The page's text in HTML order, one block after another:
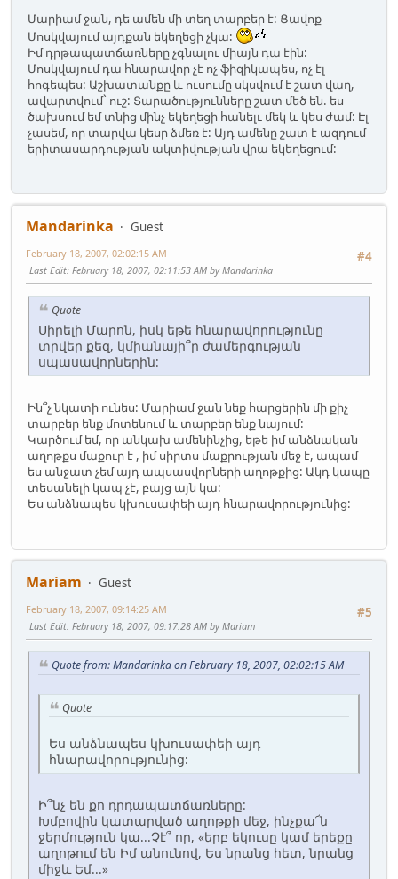
Մարիամ ջան, դե ամեն մի տեղ տարբեր է: Ցավոք
Մոսկվայում այդքան եկեղեցի չկա:
Իմ դրթապատճառները չգնալու միայն դա էին:
Մոսկվայում դա հնարավոր չէ ոչ ֆիզիկապես, ոչ էլ
հոգեպես: Աշխատանքը և ուսումը սկսվում է շատ վաղ,
ավարտվում` ուշ: Տարածությունները շատ մեծ են. ես
ծախսում եմ տնից մինչ եկեղեցի հանելւ մեկ և կես ժամ: Էլ
չասեմ, որ տարվա կեսր ձմեռ է: Այդ ամենը շատ է ազդում
երիտասարդության ակտիվության վրա եկեղեցում:
Mandarinka
Guest
#4
February 18, 2007, 02:02:15 AM
Last Edit: February 18, 2007, 02:11:53 AM by Mandarinka
Quote
Սիրելի Մարոն, իսկ եթե հնարավորությունը
տրվեր քեզ, կմիանայի՞ր ժամերգության
սպասավորներին:
Ին՞չ նկատի ունես: Մարիամ ջան նեք հարցերին մի քիչ
տարբեր ենք մոտենում և տարբեր ենք նայում:
Կարծում եմ, որ անկախ ամենինչից, եթե իմ անձնական
աղոթքս մաքուր է , իմ սիրտս մաքրության մեջ է, ապամ
ես անջատ չեմ այդ ապսասվորների աղոթքից: Ակդ կապը
տեսանելի կապ չէ, բայց այն կա:
Ես անձնապես կխուսափեի այդ հնարավորությունից:
Mariam
Guest
#5
February 18, 2007, 09:14:25 AM
Last Edit: February 18, 2007, 09:17:28 AM by Mariam
Quote from: Mandarinka on February 18, 2007, 02:02:15 AM
Quote
Ես անձնապես կխուսափեի այդ
հնարավորությունից:
Ի՞նչ են քո դրդապատճառները:
Խմբովին կատարված աղոթքի մեջ, ինչքա՜ն
ջերմություն կա...Չէ՞ որ, «երբ եկուսը կամ երեքը
աղոթում են Իմ անունով, Ես նրանց հետ, նրանց
միջև Եմ...»